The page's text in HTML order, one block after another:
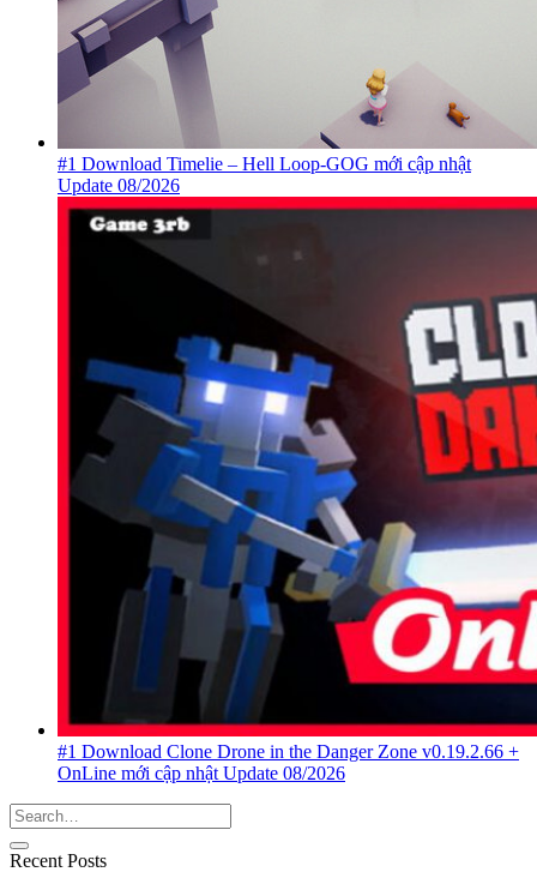
#1 Download Timelie – Hell Loop-GOG mới cập nhật
Update 08/2026
#1 Download Clone Drone in the Danger Zone v0.19.2.66 +
OnLine mới cập nhật Update 08/2026
Recent Posts